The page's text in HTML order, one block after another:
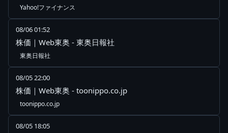
Yahoo!ファイナンス
08/06 01:52
株価｜Web東奥 - 東奥日報社
東奥日報社
08/05 22:00
株価｜Web東奥 - toonippo.co.jp
toonippo.co.jp
08/05 18:05